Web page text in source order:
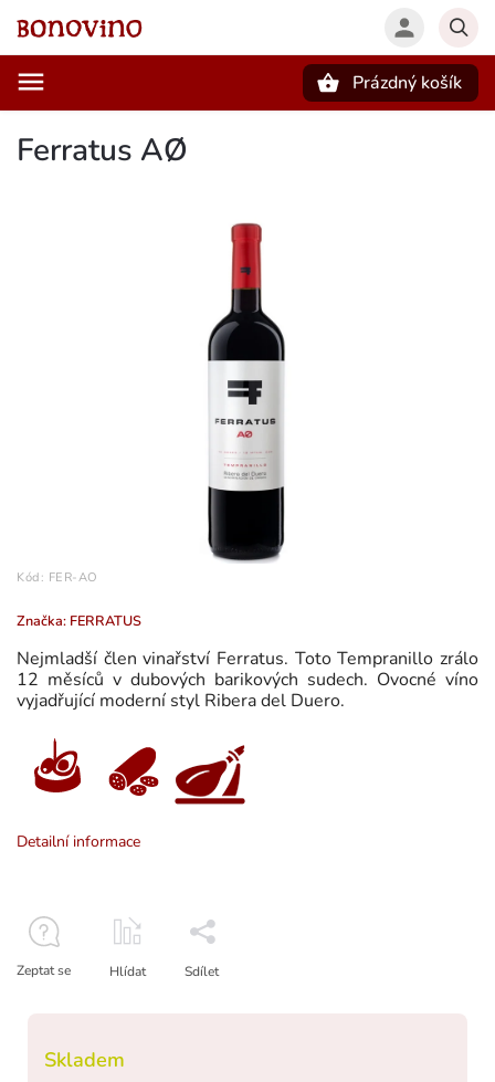
Prázdný košík
Ferratus AØ
Kód: FER-AO
Značka: FERRATUS
Skladem
Nejmladší člen vinařství Ferratus. Toto Tempranillo zrálo
12 měsíců v dubových barikových sudech. Ovocné víno
vyjadřující moderní styl Ribera del Duero.
Detailní informace
Zeptat se Hlídat Sdílet